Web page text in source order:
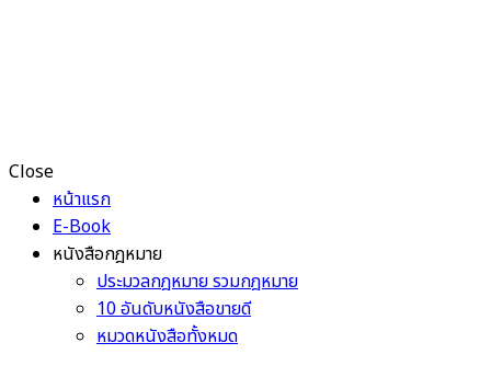
Close
หน้าแรก
E-Book
หนังสือกฎหมาย
ประมวลกฎหมาย รวมกฎหมาย
10 อันดับหนังสือขายดี
หมวดหนังสือทั้งหมด